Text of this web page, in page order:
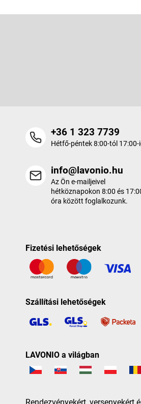
+36 1 323 7739
Hétfő-péntek 8:00-tól 17:00-
info@lavonio.hu
Az Ön e-mailjeivel
hétköznapokon 8:00 és
óra között foglalkozunk.
Fizetési lehetőségek
Szállítási lehetőségek
LAVONIO a világban